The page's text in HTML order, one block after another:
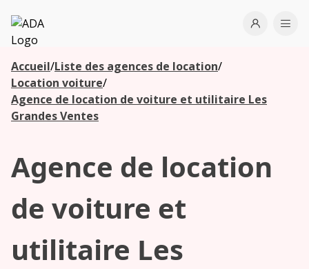
ADA
Open
Accueil/Liste des agences de location/
Location voiture/
Agence de location de voiture et utilitaire Les
Grandes Ventes
Agence de location
de voiture et
utilitaire Les
Les
agences à
proximité
Commencez
votre
recherche
pour voir les
proximité